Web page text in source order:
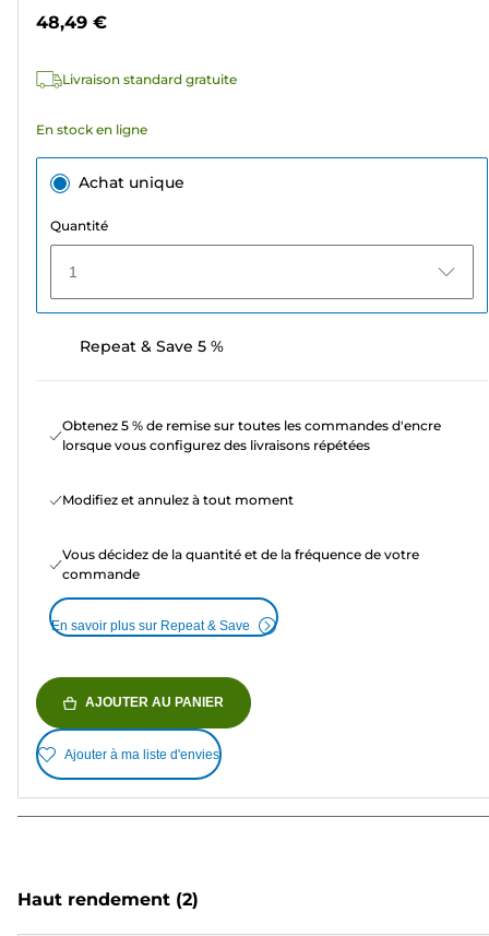
avis
48,49 €
Livraison standard gratuite
En stock en ligne
Achat unique
Quantité
1
Repeat & Save 5 %
Obtenez 5 % de remise sur toutes les commandes d'encre
lorsque vous configurez des livraisons répétées
Modifiez et annulez à tout moment
Vous décidez de la quantité et de la fréquence de votre
commande
En savoir plus sur Repeat & Save
AJOUTER AU PANIER
Ajouter à ma liste d'envies
Haut rendement (2)